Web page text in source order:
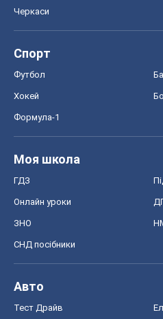
Черкаси
Спорт
Футбол
Хокей
Формула-1
Моя школа
ГДЗ
Онлайн уроки
ЗНО
СНД посібники
Авто
Тест Драйв